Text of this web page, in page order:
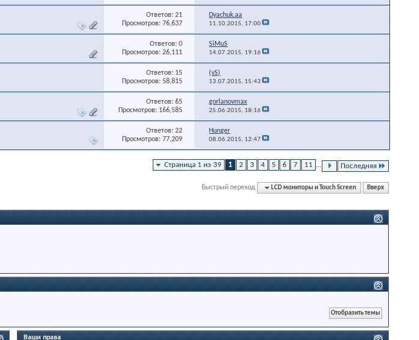
Ответов: 21
Просмотров: 76,637
Dyachuk.aa
11.10.2015, 17:00
Ответов: 0
Просмотров: 26,111
SiMuS
14.07.2015, 19:16
Ответов: 15
Просмотров: 58,815
(vS)
13.07.2015, 15:43
Ответов: 65
Просмотров: 166,585
gorlanovmax
25.06.2015, 18:16
Ответов: 22
Просмотров: 77,209
Hunger
08.06.2015, 12:47
Страница 1 из 39 1 2 3 4 5 6 7 11 ... Последняя
Быстрый переход LCD мониторы и Touch Screen Вверх
Ваши права